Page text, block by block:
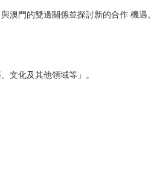
澳門的雙邊關係並探討新的合作 機遇。
文化及其他領域等」。